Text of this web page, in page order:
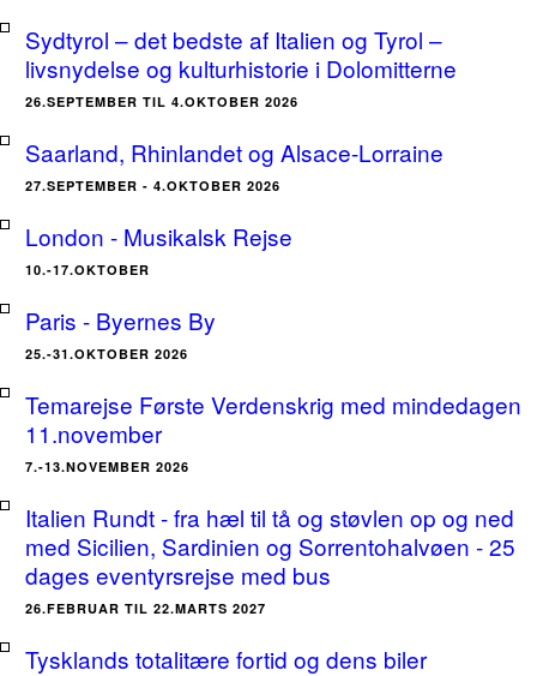
Sydtyrol – det bedste af Italien og Tyrol –
livsnydelse og kulturhistorie i Dolomitterne
26.SEPTEMBER TIL 4.OKTOBER 2026
Saarland, Rhinlandet og Alsace-Lorraine
27.SEPTEMBER - 4.OKTOBER 2026
London - Musikalsk Rejse
10.-17.OKTOBER
Paris - Byernes By
25.-31.OKTOBER 2026
Temarejse Første Verdenskrig med mindedagen
11.november
7.-13.NOVEMBER 2026
Italien Rundt - fra hæl til tå og støvlen op og ned
med Sicilien, Sardinien og Sorrentohalvøen - 25
dages eventyrsrejse med bus
26.FEBRUAR TIL 22.MARTS 2027
Tysklands totalitære fortid og dens biler